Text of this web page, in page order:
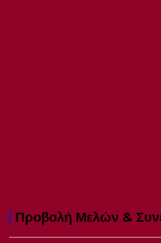
Προβολή Μελών &